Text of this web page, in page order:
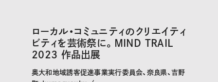
ローカル・コミュニティのクリエイティ
ビティを芸術祭に。MIND TRAIL
2023 作品出展
奥大和地域誘客促進事業実行委員会、奈良県、吉野